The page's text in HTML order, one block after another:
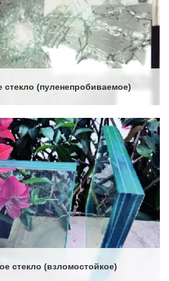
стекло (пуленепробиваемое)
стекло (взломостойкое)